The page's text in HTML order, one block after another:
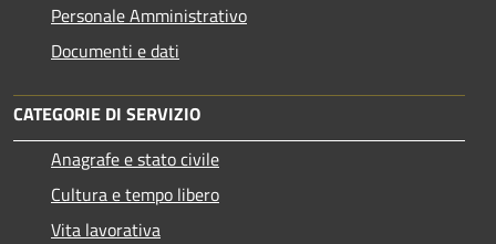
Personale Amministrativo
Documenti e dati
CATEGORIE DI SERVIZIO
Anagrafe e stato civile
Cultura e tempo libero
Vita lavorativa